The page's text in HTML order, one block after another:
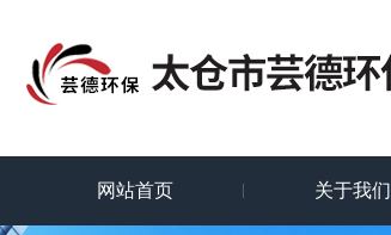
网站首页 关于我们